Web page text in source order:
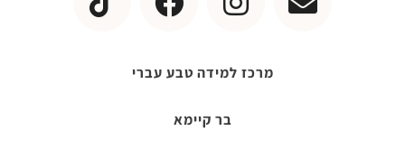
מרכז למידה טבע עברי
בר קיימא